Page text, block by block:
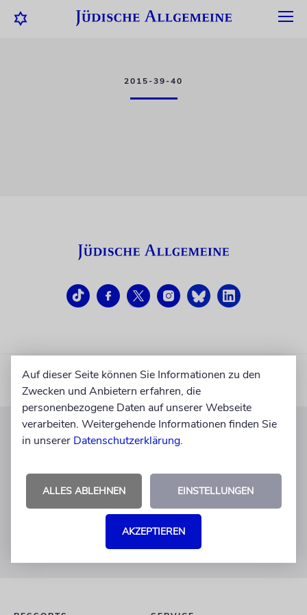
2015-39-40
KUNDENSERVICE
+49 30 275833 0
Mo-Do 9-17 Uhr
verlag@juedische-allgemeine.de
redaktion@juedische-allgemeine.de
Auf dieser Seite können Sie Informationen zu den
Zwecken und Anbietern erfahren, die
personenbezogene Daten auf unserer Webseite
verarbeiten. Weitergehende Informationen finden Sie
in unserer Datenschutzerklärung.
ALLES ABLEHNEN EINSTELLUNGEN
AKZEPTIEREN